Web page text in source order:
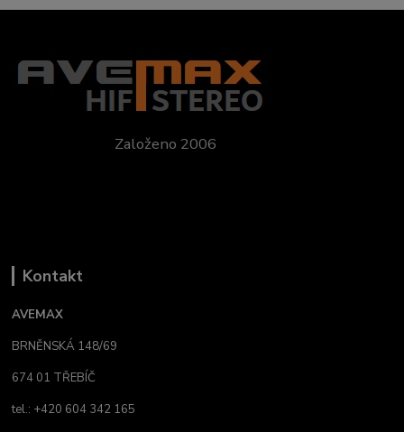
Založeno 2006
Kontakt
AVEMAX
BRNĚNSKÁ 148/69
674 01 TŘEBÍČ
tel.: +420 604 342 165